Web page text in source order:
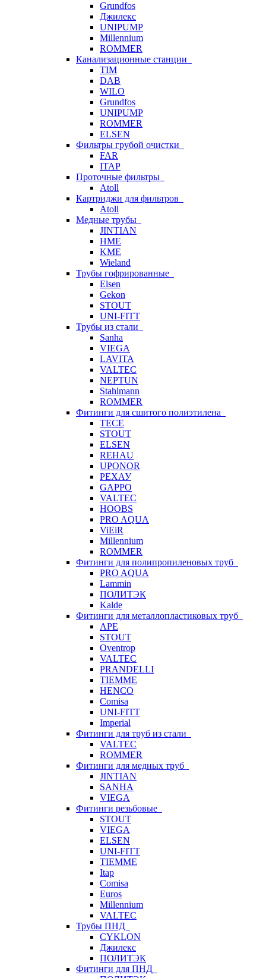
Grundfos
Джилекс
UNIPUMP
Millennium
ROMMER
Канализационные станции
TIM
DAB
WILO
Grundfos
UNIPUMP
ROMMER
ELSEN
Фильтры грубой очистки
FAR
ITAP
Проточные фильтры
Atoll
Картриджи для фильтров
Atoll
Медные трубы
JINTIAN
HME
KME
Wieland
Трубы гофрированные
Elsen
Gekon
STOUT
UNI-FITT
Трубы из стали
Sanha
VIEGA
LAVITA
VALTEC
NEPTUN
Stahlmann
ROMMER
Фитинги для сшитого полиэтилена
TECE
STOUT
ELSEN
REHAU
UPONOR
РЕХАУ
GAPPO
VALTEC
HOOBS
PRO AQUA
ViEiR
Millennium
ROMMER
Фитинги для полипропиленовых труб
PRO AQUA
Lammin
ПОЛИТЭК
Kalde
Фитинги для металлопластиковых труб
APE
STOUT
Oventrop
VALTEC
PRANDELLI
TIEMME
HENCO
Comisa
UNI-FITT
Imperial
Фитинги для труб из стали
VALTEC
ROMMER
Фитинги для медных труб
JINTIAN
SANHA
VIEGA
Фитинги резьбовые
STOUT
VIEGA
ELSEN
UNI-FITT
TIEMME
Itap
Comisa
Euros
Millennium
VALTEC
Трубы ПНД
CYKLON
Джилекс
ПОЛИТЭК
Фитинги для ПНД